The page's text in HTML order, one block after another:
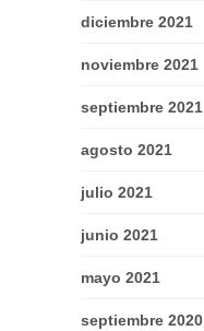
diciembre 2021
noviembre 2021
septiembre 2021
agosto 2021
julio 2021
junio 2021
mayo 2021
septiembre 2020